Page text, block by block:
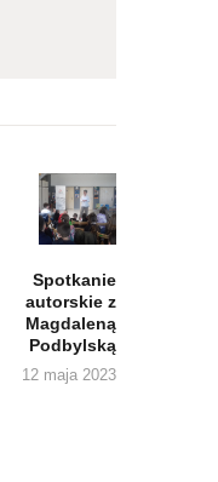
Spotkanie
autorskie z
Magdaleną
Podbylską
12 maja 2023